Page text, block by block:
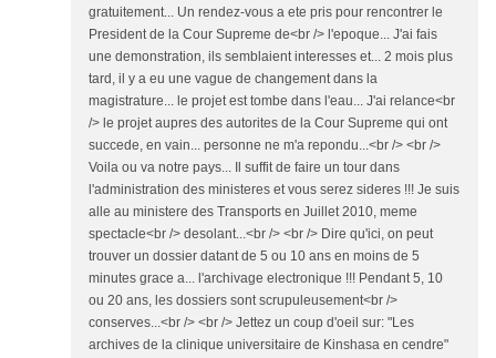
gratuitement... Un rendez-vous a ete pris pour rencontrer le
President de la Cour Supreme de<br /> l'epoque... J'ai fais
une demonstration, ils semblaient interesses et... 2 mois plus
tard, il y a eu une vague de changement dans la
magistrature... le projet est tombe dans l'eau... J'ai relance<br
/> le projet aupres des autorites de la Cour Supreme qui ont
succede, en vain... personne ne m'a repondu...<br /> <br />
Voila ou va notre pays... Il suffit de faire un tour dans
l'administration des ministeres et vous serez sideres !!! Je suis
alle au ministere des Transports en Juillet 2010, meme
spectacle<br /> desolant...<br /> <br /> Dire qu'ici, on peut
trouver un dossier datant de 5 ou 10 ans en moins de 5
minutes grace a... l'archivage electronique !!! Pendant 5, 10
ou 20 ans, les dossiers sont scrupuleusement<br />
conserves...<br /> <br /> Jettez un coup d'oeil sur: "Les
archives de la clinique universitaire de Kinshasa en cendre"